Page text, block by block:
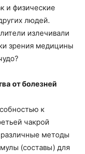
и физические
людей.
излечивали
зрения медицины
от болезней
к
чакрой
методы
(составы) для